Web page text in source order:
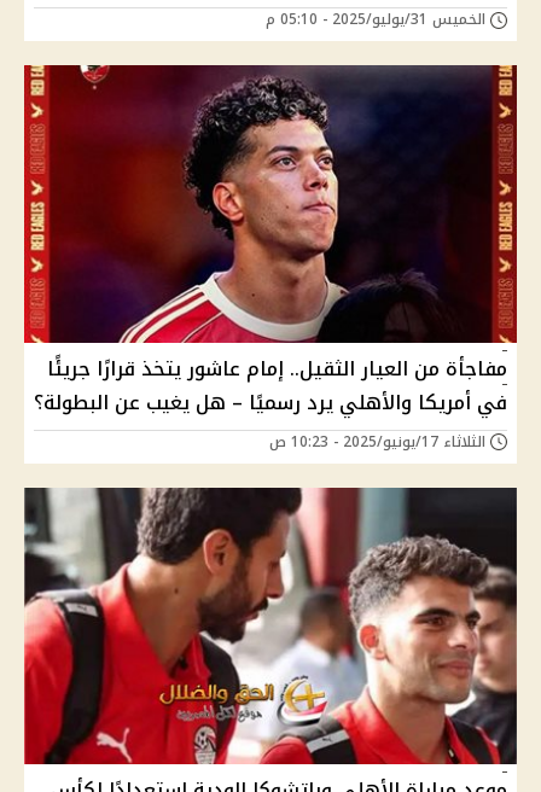
الخميس 31/يوليو/2025 - 05:10 م
مفاجأة من العيار الثقيل.. إمام عاشور يتخذ قرارًا جريئًا
في أمريكا والأهلي يرد رسميًا – هل يغيب عن البطولة؟
الثلاثاء 17/يونيو/2025 - 10:23 ص